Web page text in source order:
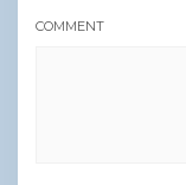
COMMENT